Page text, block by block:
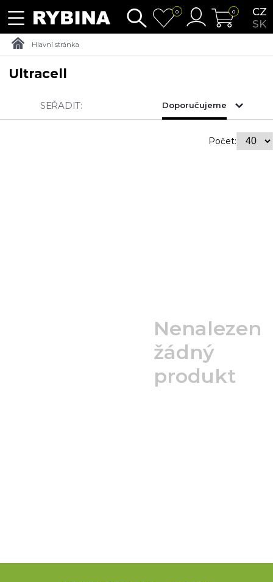
CZ
SK
0 0
Hlavní stránka
Ultracell
SEŘADIT: Doporučujeme
Počet:
Nenalezen
žádný
produkt